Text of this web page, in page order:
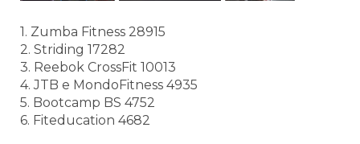
1. Zumba Fitness 28915
2. Striding 17282
3. Reebok CrossFit 10013
4. JTB e MondoFitness 4935
5. Bootcamp BS 4752
6. Fiteducation 4682